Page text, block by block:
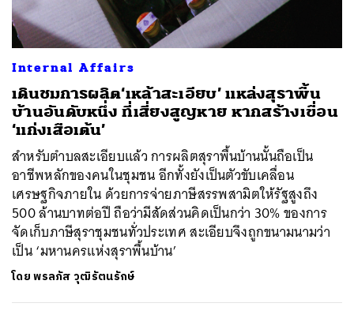
Internal Affairs
เดินชมการผลิต‘เหล้าสะเอียบ’ แหล่งสุราพื้น
บ้านอันดับหนึ่ง ที่เสี่ยงสูญหาย หากสร้างเขื่อน
‘แก่งเสือเต้น’
สำหรับตำบลสะเอียบแล้ว การผลิตสุราพื้นบ้านนั้นถือเป็น
อาชีพหลักของคนในชุมชน อีกทั้งยังเป็นตัวขับเคลื่อน
เศรษฐกิจภายใน ด้วยการจ่ายภาษีสรรพสามิตให้รัฐสูงถึง
500 ล้านบาทต่อปี ถือว่ามีสัดส่วนคิดเป็นกว่า 30% ของการ
จัดเก็บภาษีสุราชุมชนทั่วประเทศ สะเอียบจึงถูกขนามนามว่า
เป็น ‘มหานครแห่งสุราพื้นบ้าน’
โดยพรลภัส วุฒิรัตนรักษ์
ค้นหา
SHARE TWEET